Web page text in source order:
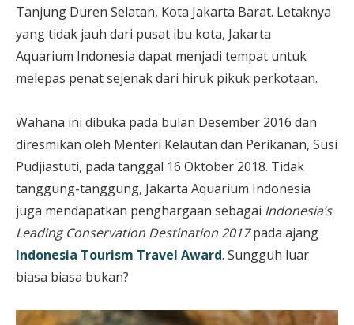
Tanjung Duren Selatan, Kota Jakarta Barat. Letaknya
yang tidak jauh dari pusat ibu kota, Jakarta
Aquarium Indonesia dapat menjadi tempat untuk
melepas penat sejenak dari hiruk pikuk perkotaan.
Wahana ini dibuka pada bulan Desember 2016 dan
diresmikan oleh Menteri Kelautan dan Perikanan, Susi
Pudjiastuti, pada tanggal 16 Oktober 2018. Tidak
tanggung-tanggung, Jakarta Aquarium Indonesia
juga mendapatkan penghargaan sebagai Indonesia’s
Leading Conservation Destination 2017pada ajang
Indonesia Tourism Travel Award. Sungguh luar
biasa biasa bukan?